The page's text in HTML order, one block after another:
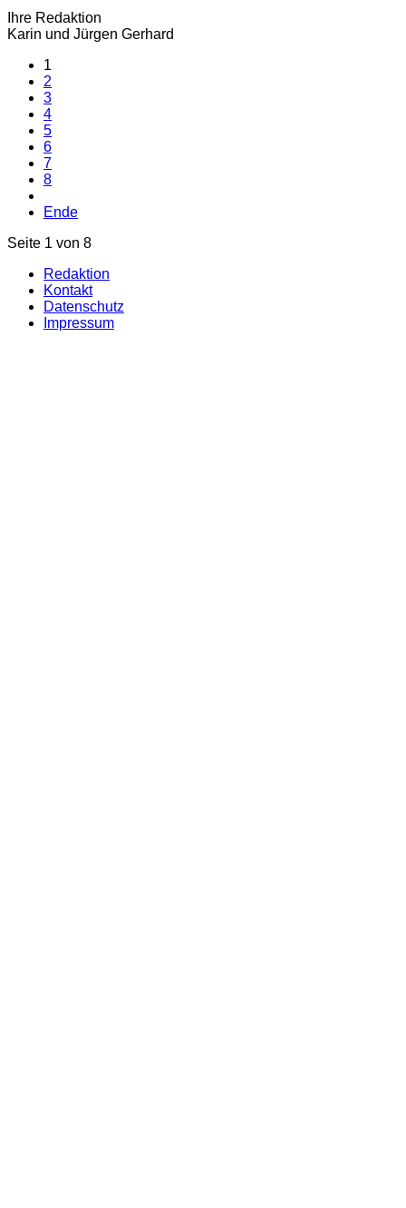
Ihre Redaktion
Karin und Jürgen Gerhard
1
2
3
4
5
6
7
8
Ende
Seite 1 von 8
Redaktion
Kontakt
Datenschutz
Impressum